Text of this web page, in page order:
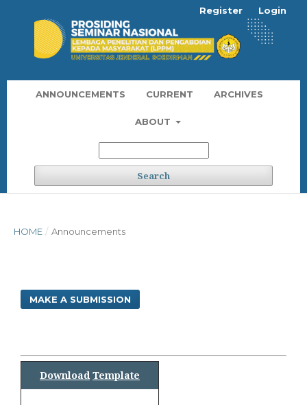
ANNOUNCEMENTS CURRENT ARCHIVES
ABOUT
Search
Register Login
HOME / Announcements
MAKE A SUBMISSION
Download Template